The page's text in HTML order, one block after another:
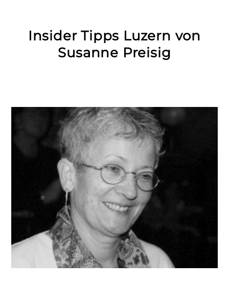
Insider Tipps Luzern von
Susanne Preisig